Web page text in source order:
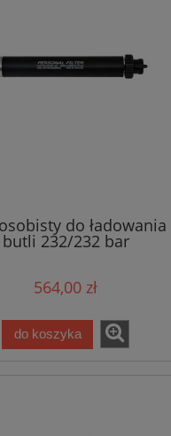
do ładowania
butli 232/232 bar
564,00 zł
do koszyka